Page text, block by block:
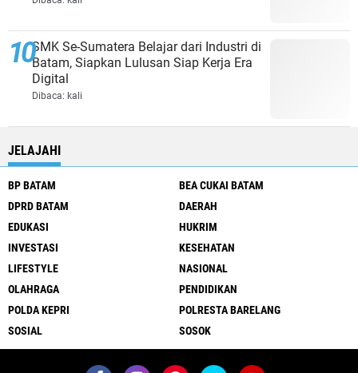
SMK Se-Sumatera Belajar dari Industri di
Batam, Siapkan Lulusan Siap Kerja Era
Digital
Dibaca: kali
JELAJAHI
BP BATAM
BEA CUKAI BATAM
DPRD BATAM
DAERAH
EDUKASI
HUKRIM
INVESTASI
KESEHATAN
LIFESTYLE
NASIONAL
OLAHRAGA
PENDIDIKAN
POLDA KEPRI
POLRESTA BARELANG
SOSIAL
SOSOK